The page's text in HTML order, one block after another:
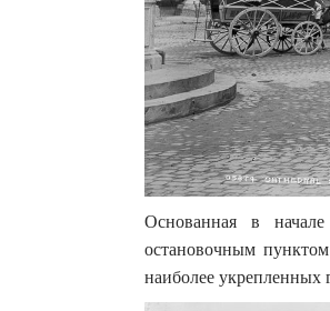
Основанная в
остановочным
наиболее